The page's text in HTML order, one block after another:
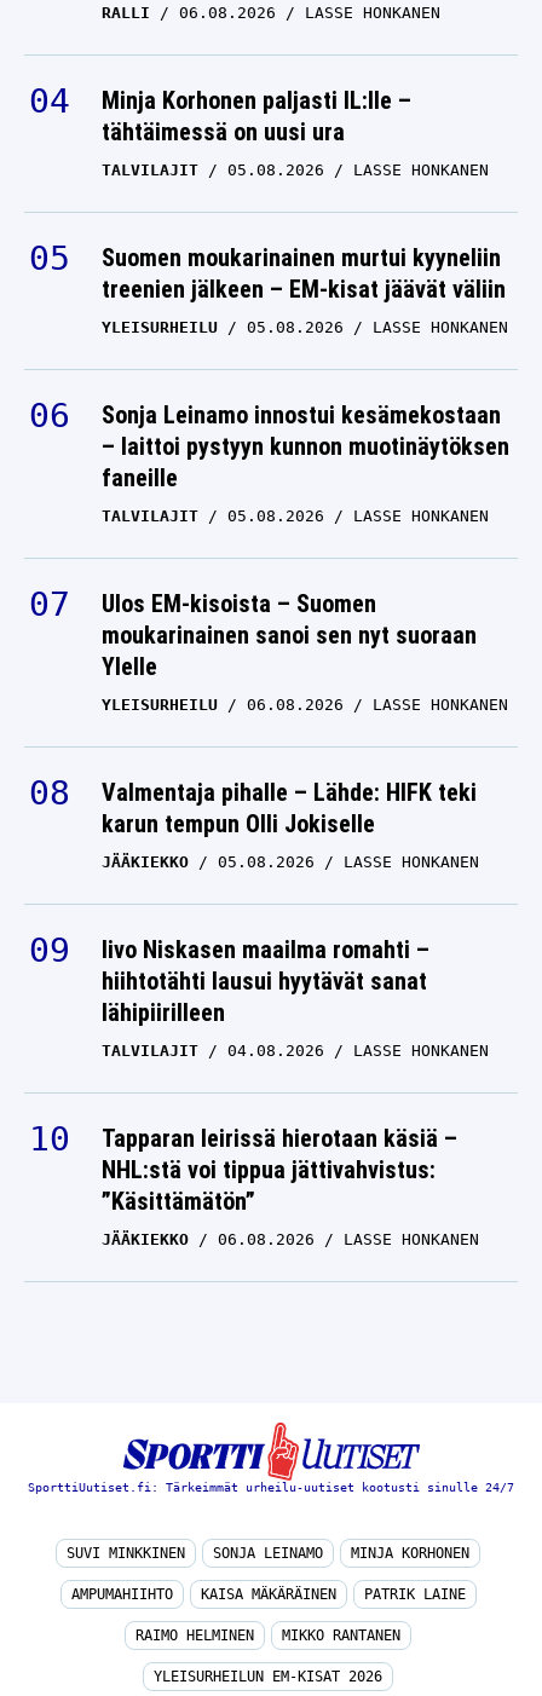
RALLI 06.08.2026 LASSE HONKANEN
Minja Korhonen paljasti IL:lle –
tähtäimessä on uusi ura
TALVILAJIT 05.08.2026 LASSE HONKANEN
Suomen moukarinainen murtui kyyneliin
treenien jälkeen – EM-kisat jäävät väliin
YLEISURHEILU 05.08.2026 LASSE HONKANEN
Sonja Leinamo innostui kesämekostaan
– laittoi pystyyn kunnon muotinäytöksen
faneille
TALVILAJIT 05.08.2026 LASSE HONKANEN
Ulos EM-kisoista – Suomen
moukarinainen sanoi sen nyt suoraan
Ylelle
YLEISURHEILU 06.08.2026 LASSE HONKANEN
Valmentaja pihalle – Lähde: HIFK teki
karun tempun Olli Jokiselle
JÄÄKIEKKO 05.08.2026 LASSE HONKANEN
Iivo Niskasen maailma romahti –
hiihtotähti lausui hyytävät sanat
lähipiirilleen
TALVILAJIT 04.08.2026 LASSE HONKANEN
Tapparan leirissä hierotaan käsiä –
NHL:stä voi tippua jättivahvistus:
”Käsittämätön”
JÄÄKIEKKO 06.08.2026 LASSE HONKANEN
SporttiUutiset.fi: Tärkeimmät urheilu-uutiset kootusti sinulle 24/7
SUVI MINKKINEN SONJA LEINAMO MINJA KORHONEN
AMPUMAHIIHTO KAISA MÄKÄRÄINEN PATRIK LAINE
RAIMO HELMINEN MIKKO RANTANEN
YLEISURHEILUN EM-KISAT 2026